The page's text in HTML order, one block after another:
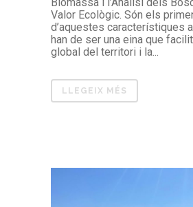
Valor Ecològic. Són els
d’aquestes característiques
han de ser una eina que
global del territori i la...
LLEGEIX MÉS